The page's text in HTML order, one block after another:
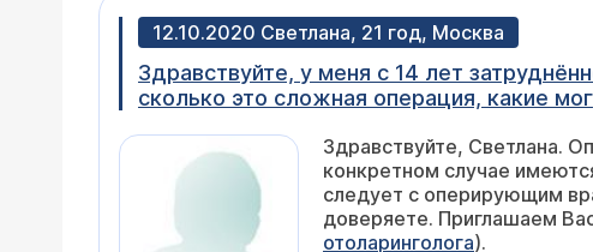
12.10.2020 Светлана, 21 год, Москва
Здравствуйте, у меня с 14 лет
сколько это сложная операция, какие
Здравствуйте, Светлана.
конкретном случае
следует с оперирующим
доверяете. Приглашаем
отоларинголога).